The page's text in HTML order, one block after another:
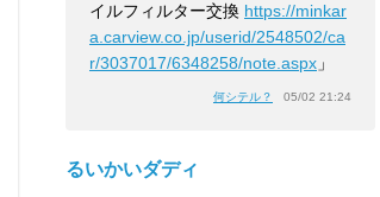
イルフィルター交換 https://minkar
a.carview.co.jp/userid/2548502/ca
r/3037017/6348258/note.aspx 」
何シテル？ 05/02 21:24
るいかいダディ